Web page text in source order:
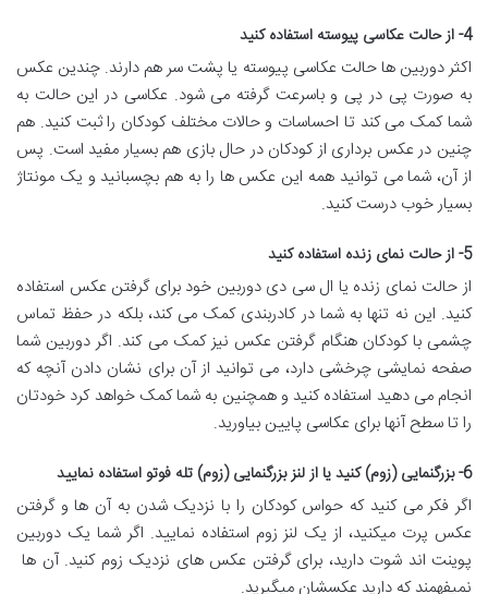
4- از حالت عکاسی پیوسته استفاده كنید
اکثر دوربین ها حالت عکاسی پیوسته یا پشت سر هم دارند. چندین عکس
به صورت پی در پی و باسرعت گرفته می شود. عکاسی در این حالت به
شما کمک می کند تا احساسات و حالات مختلف کودکان را ثبت کنید. هم
چنین در عكس برداری از كودكان در حال بازی هم بسیار مفید است. پس
از آن، شما می توانید همه این عکس ها را به هم بچسبانید و یک مونتاژ
بسیار خوب درست کنید.
5- از حالت نمای زنده استفاده كنید
از حالت نمای زنده یا ال سی دی دوربین خود برای گرفتن عکس استفاده
کنید. این نه تنها به شما در کادربندی کمک می کند، بلکه در حفظ تماس
چشمی با کودکان هنگام گرفتن عکس نیز کمک می کند. اگر دوربین شما
صفحه نمایشی چرخشی دارد، می توانید از آن برای نشان دادن آنچه كه
انجام می دهید استفاده کنید و همچنین به شما کمک خواهد کرد خودتان
را تا سطح آنها برای عكاسی پایین بیاورید.
6- بزرگنمایی (زوم) كنید یا از لنز بزرگنمایی (زوم) تله فوتو استفاده نمایید
اگر فکر می کنید که حواس کودکان را با نزدیک شدن به آن ها و گرفتن
عکس پرت میكنید، از یک لنز زوم استفاده نمایید. اگر شما یک دوربین
پوینت اند شوت دارید، برای گرفتن عکس های نزدیک زوم کنید. آن ها
نمیفهمند كه دارید عكسشان میگیرید.